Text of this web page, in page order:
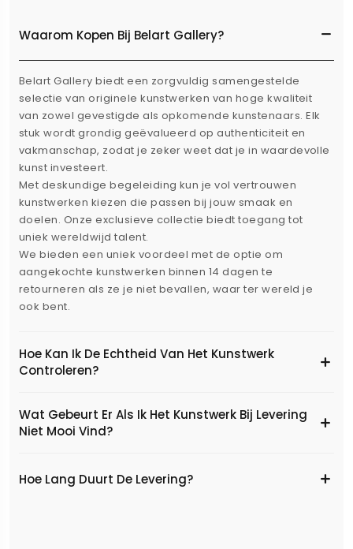
Waarom Kopen Bij Belart Gallery?
Belart Gallery biedt een zorgvuldig samengestelde
selectie van originele kunstwerken van hoge kwaliteit
van zowel gevestigde als opkomende kunstenaars. Elk
stuk wordt grondig geëvalueerd op authenticiteit en
vakmanschap, zodat je zeker weet dat je in waardevolle
kunst investeert.
Met deskundige begeleiding kun je vol vertrouwen
kunstwerken kiezen die passen bij jouw smaak en
doelen. Onze exclusieve collectie biedt toegang tot
uniek wereldwijd talent.
We bieden een uniek voordeel met de optie om
aangekochte kunstwerken binnen 14 dagen te
retourneren als ze je niet bevallen, waar ter wereld je
ook bent.
Hoe Kan Ik De Echtheid Van Het Kunstwerk
Controleren?
Wat Gebeurt Er Als Ik Het Kunstwerk Bij Levering
Niet Mooi Vind?
Hoe Lang Duurt De Levering?